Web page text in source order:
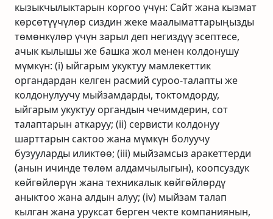
кызыкчылыктарын коргоо үчүн: Сайт жана кызмат
көрсөтүүчүлөр сиздин жеке маалыматтарыңызды
төмөнкүлөр үчүн зарыл деп негиздүү эсептесе,
ачык кылышы же башка жол менен колдонушу
мүмкүн: (i) ыйгарым укуктуу мамлекеттик
органдардан келген расмий суроо-талапты же
колдонулуучу мыйзамдарды, токтомдорду,
ыйгарым укуктуу органдын чечимдерин, сот
талаптарын аткаруу; (ii) сервисти колдонуу
шарттарын сактоо жана мүмкүн болуучу
бузууларды иликтөө; (iii) мыйзамсыз аракеттерди
(анын ичинде төлөм алдамчылыгын), коопсуздук
көйгөйлөрүн жана техникалык көйгөйлөрдү
аныктоо жана алдын алуу; (iv) мыйзам талап
кылган жана уруксат берген чекте компаниянын,